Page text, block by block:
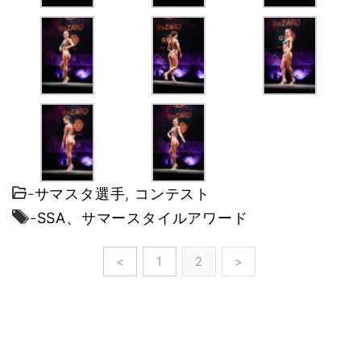
-サマスタ選手, コンテスト
-SSA、サマースタイルアワード
< 1 2 >